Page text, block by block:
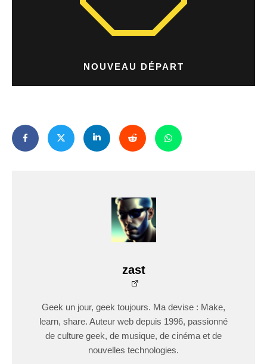
NOUVEAU DÉPART
zast
Geek un jour, geek toujours. Ma devise : Make,
learn, share. Auteur web depuis 1996, passionné
de culture geek, de musique, de cinéma et de
nouvelles technologies.